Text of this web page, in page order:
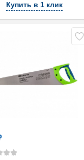
Купить в 1 клик